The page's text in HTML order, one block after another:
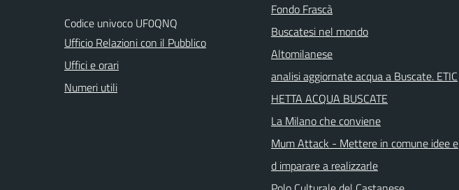
Codice univoco UF0QNQ
Ufficio Relazioni con il Pubblico
Uffici e orari
Numeri utili
Fondo Frascà
Buscatesi nel mondo
Altomilanese
analisi aggiornate acqua a Buscate. ETIC
HETTA ACQUA BUSCATE
La Milano che conviene
Mum Attack - Mettere in comune idee e
d imparare a realizzarle